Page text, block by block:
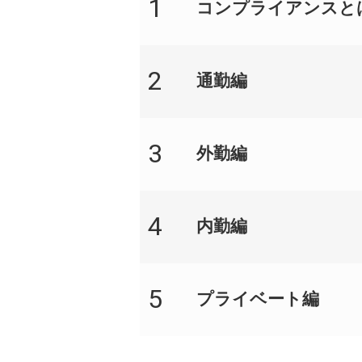
1 コンプライアンスと
2 通勤編
3 外勤編
4 内勤編
5 プライベート編